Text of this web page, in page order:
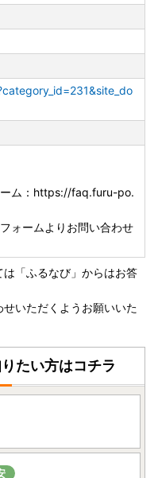
ーム：https://faq.furu-po.
ォームよりお問い合わせ
「ふるなび」からはお答
いただくようお願いいた
たい方はコチラ